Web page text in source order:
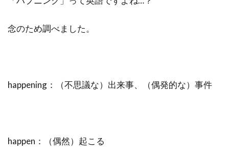
念のため調べました。
happening：（不思議な）出来事、（偶発的な）事件
happen：（偶然）起こる